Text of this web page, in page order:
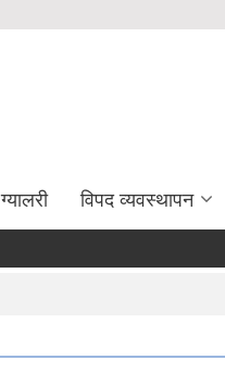
ग्यालरी विपद व्यवस्थापन